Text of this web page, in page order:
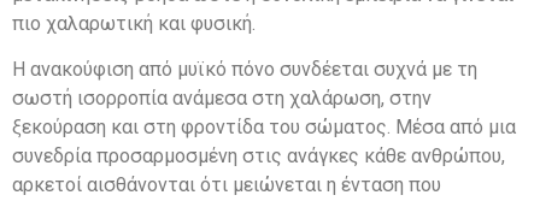
πιο χαλαρωτική και φυσική.
Η ανακούφιση από μυϊκό πόνο συνδέεται συχνά με τη
σωστή ισορροπία ανάμεσα στη χαλάρωση, στην
ξεκούραση και στη φροντίδα του σώματος. Μέσα από μια
συνεδρία προσαρμοσμένη στις ανάγκες κάθε ανθρώπου,
αρκετοί αισθάνονται ότι μειώνεται η ένταση που